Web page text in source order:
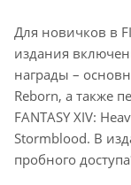
Для новичков в
издания
награды –
Reborn, а также
FANTASY XIV:
Stormblood. В
пробного